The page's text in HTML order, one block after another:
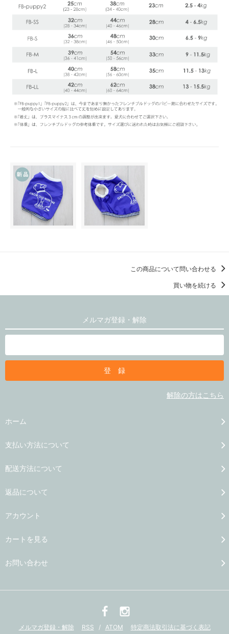
この商品について問い合わせる
買い物を続ける
メルマガ登録・解除
解除の方はこちら
ホーム
支払い方法について
配送方法について
返品について
アカウント
カートを見る
お問い合わせ
メルマガ登録・解除 RSS / ATOM 特定商法取引法に基づく表記